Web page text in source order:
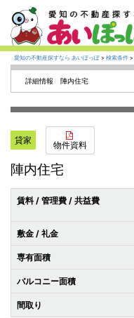
愛知の不動産探すなら あいぽっぽ> 検索条件 >
詳細情報 陣内住宅
貸家 物件資料
陣内住宅
賃料 / 管理費 / 共益費
敷金 / 礼金
専有面積
バルコニー面積
間取り